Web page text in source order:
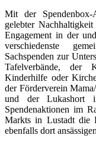
Mit der
gelebter
Engagement in der
verschiedenste
Sachspenden zur
Tafelverbände, der
Kinderhilfe oder
der Förderverein
und der Lukashort
Spendenaktionen im
Markts in Lustadt die
ebenfalls dort